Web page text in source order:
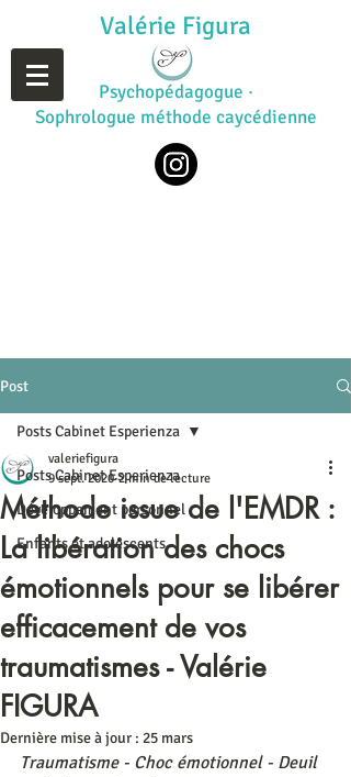
Valérie Figura
Psychopédagogue ·
Sophrologue méthode caycédienne
Post
Posts Cabinet Esperienza
Développement personnel
Enfants et adolescents
Posts Cabinet Esperienza
Méthode issue de l'EMDR :
La libération des chocs
émotionnels pour se libérer
efficacement de vos
traumatismes - Valérie
FIGURA
valeriefigura
9 sept. 2020 2 min de lecture
Dernière mise à jour : 25 mars
Traumatisme - Choc émotionnel - Deuil